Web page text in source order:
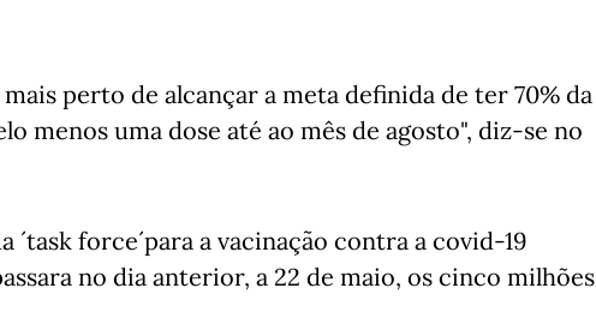
mais perto de alcançar a meta definida de ter 70% da
menos uma dose até ao mês de agosto", diz-se no
´task force´para a vacinação contra a covid-19
no dia anterior, a 22 de maio, os cinco milhões